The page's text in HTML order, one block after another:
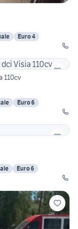
Euro 4
110cv
Euro 6
Euro 6